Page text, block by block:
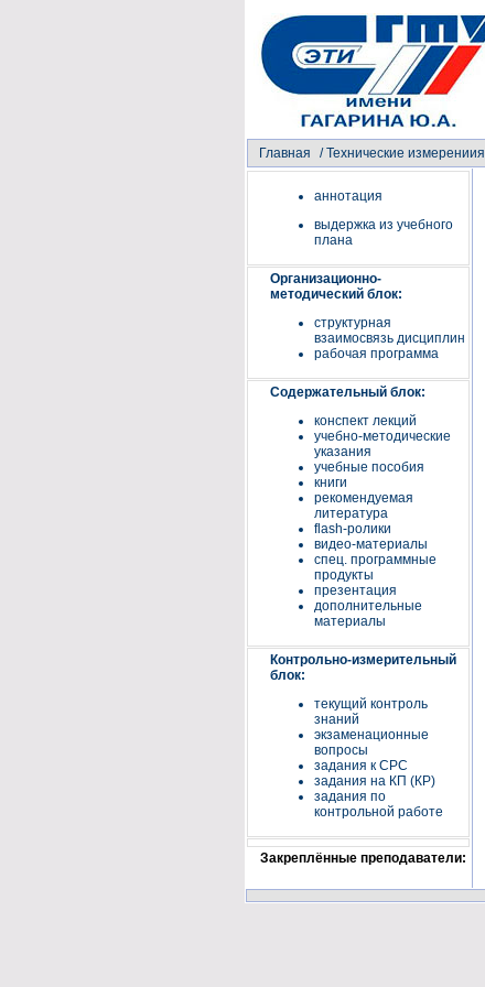
Главная /Технические измерениия
аннотация
выдержка из учебного
плана
Организационно-
методический блок:
структурная
взаимосвязь дисциплин
рабочая программа
Содержательный блок:
конспект лекций
учебно-методические
указания
учебные пособия
книги
рекомендуемая
литература
flash-ролики
видео-материалы
спец. программные
продукты
презентация
дополнительные
материалы
Контрольно-измерительный
блок:
текущий контроль
знаний
экзаменационные
вопросы
задания к СРС
задания на КП (КР)
задания по
контрольной работе
Закреплённые преподаватели: